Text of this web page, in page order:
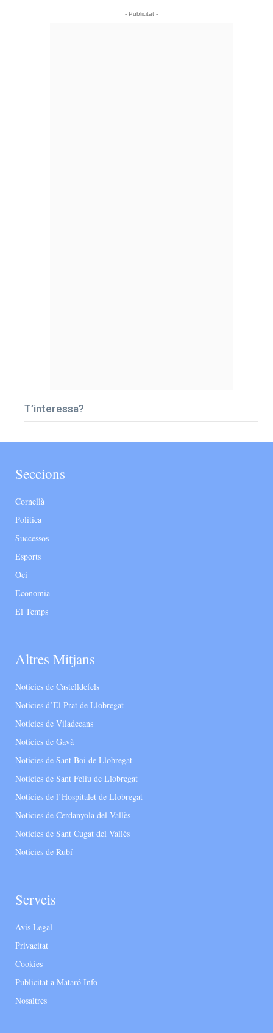
- Publicitat -
T’interessa?
Seccions
Cornellà
Política
Successos
Esports
Oci
Economia
El Temps
Altres Mitjans
Notícies de Castelldefels
Notícies d’El Prat de Llobregat
Notícies de Viladecans
Notícies de Gavà
Notícies de Sant Boi de Llobregat
Notícies de Sant Feliu de Llobregat
Notícies de l’Hospitalet de Llobregat
Notícies de Cerdanyola del Vallès
Notícies de Sant Cugat del Vallès
Notícies de Rubí
Serveis
Avís Legal
Privacitat
Cookies
Publicitat a Mataró Info
Nosaltres